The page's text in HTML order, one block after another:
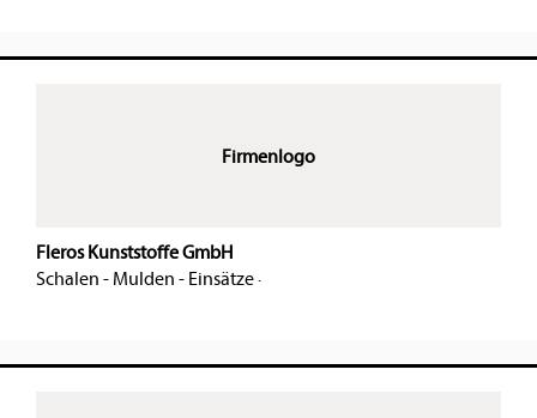
Firmenlogo
Fleros Kunststoffe GmbH
Schalen - Mulden - Einsätze·